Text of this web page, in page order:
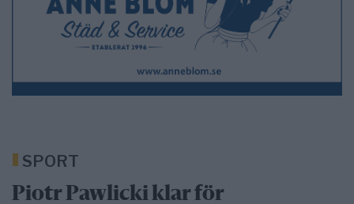
SPORT
Piotr Pawlicki klar för